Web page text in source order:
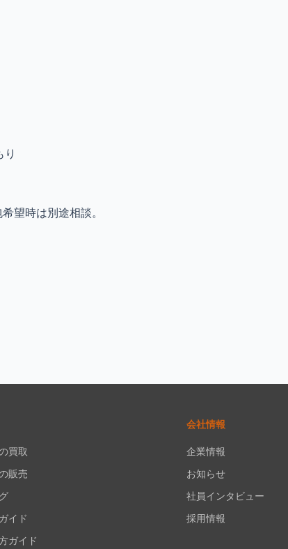
望時は別途相談。
買取
販売
イド
ガイド
会社情報
企業情報
お知らせ
社員インタビュー
採用情報